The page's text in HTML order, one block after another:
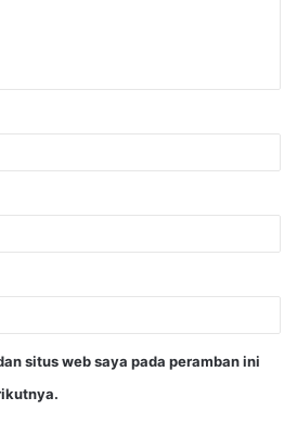
situs web saya pada peramban ini